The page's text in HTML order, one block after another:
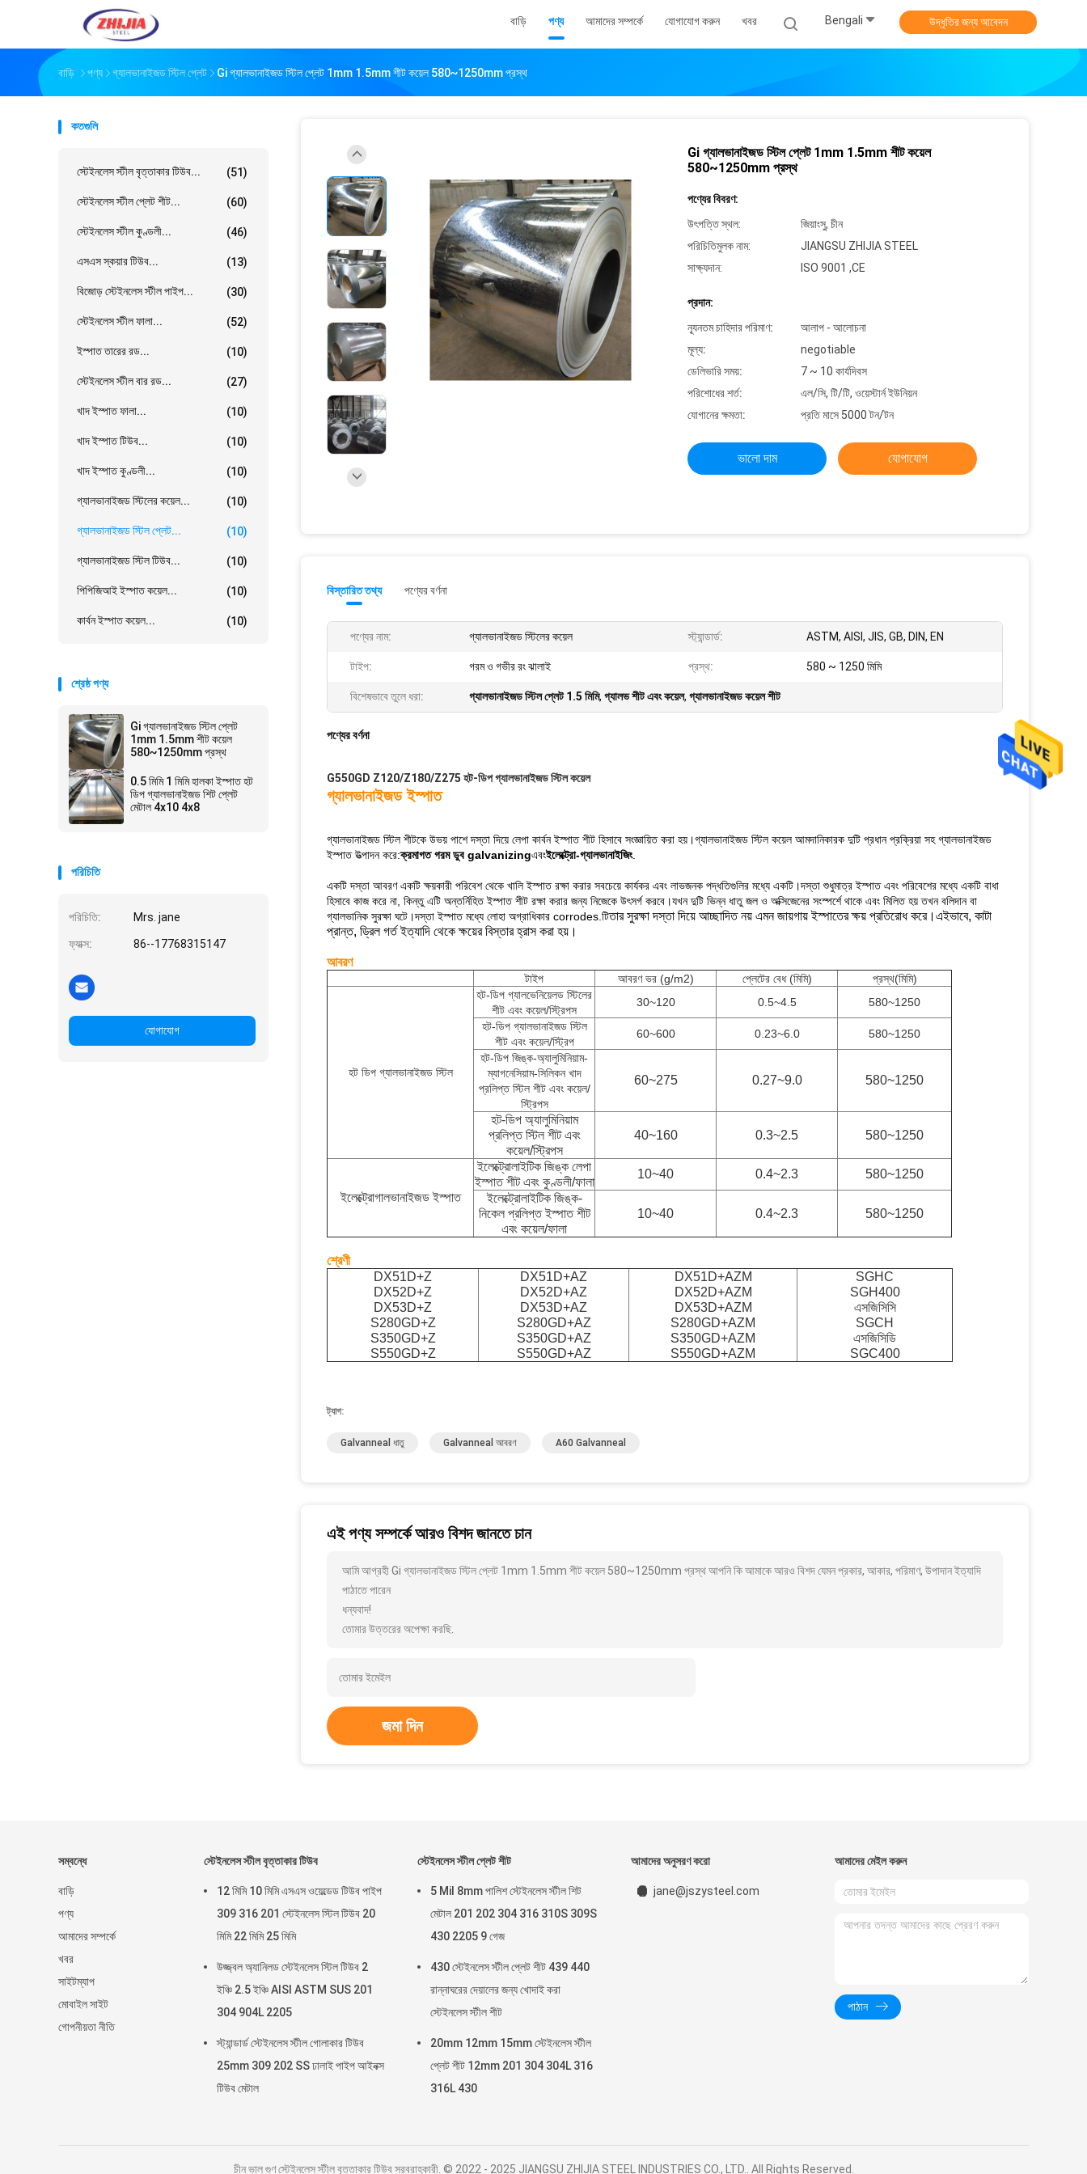
বাড়ি পণ্য আমাদের সম্পর্কে যোগাযোগ করুন খবর Bengali উদ্ধৃতির জন্য আবেদন
বাড়ি পণ্য গ্যালভানাইজড স্টিল প্লেট Gi গ্যালভানাইজড স্টিল প্লেট 1mm 1.5mm শীট কয়েল 580~1250mm প্রস্থ
কতগুলি
স্টেইনলেস স্টীল বৃত্তাকার টিউব... (51)
স্টেইনলেস স্টীল প্লেট শীট... (60)
স্টেইনলেস স্টীল কুণ্ডলী... (46)
এসএস স্কয়ার টিউব... (13)
বিজোড় স্টেইনলেস স্টীল পাইপ... (30)
স্টেইনলেস স্টীল ফালা... (52)
ইস্পাত তারের রড... (10)
স্টেইনলেস স্টীল বার রড... (27)
খাদ ইস্পাত ফালা... (10)
খাদ ইস্পাত টিউব... (10)
খাদ ইস্পাত কুণ্ডলী... (10)
গ্যালভানাইজড স্টিলের কয়েল... (10)
গ্যালভানাইজড স্টিল প্লেট... (10)
গ্যালভানাইজড স্টিল টিউব... (10)
পিপিজিআই ইস্পাত কয়েল... (10)
কার্বন ইস্পাত কয়েল... (10)
শ্রেষ্ঠ পণ্য
Gi গ্যালভানাইজড স্টিল প্লেট
1mm 1.5mm শীট কয়েল
580~1250mm প্রস্থ
0.5 মিমি 1 মিমি হালকা ইস্পাত হট
ডিপ গ্যালভানাইজড শিট প্লেট
মেটাল 4x10 4x8
পরিচিতি
পরিচিতি: Mrs. jane
ফ্যাক্স: 86--17768315147
যোগাযোগ
Gi গ্যালভানাইজড স্টিল প্লেট 1mm 1.5mm শীট কয়েল
580~1250mm প্রস্থ
পণ্যের বিবরণ:
উৎপত্তি স্থল:
জিয়াংসু, চীন
পরিচিতিমুলক নাম:
JIANGSU ZHIJIA STEEL
সাক্ষ্যদান:
ISO 9001 ,CE
প্রদান:
ন্যূনতম চাহিদার পরিমাণ:
আলাপ - আলোচনা
মূল্য:
negotiable
ডেলিভারি সময়:
7 ~ 10 কার্যদিবস
পরিশোধের শর্ত:
এল/সি, টি/টি, ওয়েস্টার্ন ইউনিয়ন
যোগানের ক্ষমতা:
প্রতি মাসে 5000 টন/টন
ভালো দাম যোগাযোগ
বিস্তারিত তথ্য পণ্যের বর্ণনা
পণ্যের নাম: গ্যালভানাইজড স্টিলের কয়েল স্ট্যান্ডার্ড: ASTM, AISI, JIS, GB, DIN, EN
টাইপ: গরম ও গভীর রং ঝালাই প্রস্থ: 580 ~ 1250 মিমি
বিশেষভাবে তুলে ধরা: গ্যালভানাইজড স্টিল প্লেট 1.5 মিমি, গ্যালভ শীট এবং কয়েল, গ্যালভানাইজড কয়েল শীট
পণ্যের বর্ণনা
G550GD Z120/Z180/Z275 হট-ডিপ গ্যালভানাইজড স্টিল কয়েল
গ্যালভানাইজড ইস্পাত
গ্যালভানাইজড স্টিল শীটকে উভয় পাশে দস্তা দিয়ে লেপা কার্বন ইস্পাত শীট হিসাবে সংজ্ঞায়িত করা হয়।গ্যালভানাইজড স্টিল কয়েল আমদানিকারক দুটি প্রধান প্রক্রিয়া সহ গ্যালভানাইজড
ইস্পাত উত্পাদন করে:ক্রমাগত গরম ডুব galvanizingএবংইলেক্ট্রো-গ্যালভানাইজিং.
একটি দস্তা আবরণ একটি ক্ষয়কারী পরিবেশ থেকে খালি ইস্পাত রক্ষা করার সবচেয়ে কার্যকর এবং লাভজনক পদ্ধতিগুলির মধ্যে একটি।দস্তা শুধুমাত্র ইস্পাত এবং পরিবেশের মধ্যে একটি বাধা
হিসাবে কাজ করে না, কিন্তু এটি অন্তর্নিহিত ইস্পাত শীট রক্ষা করার জন্য নিজেকে উৎসর্গ করবে।যখন দুটি ভিন্ন ধাতু জল ও অক্সিজেনের সংস্পর্শে থাকে এবং মিলিত হয় তখন বলিদান বা
গ্যালভানিক সুরক্ষা ঘটে।দস্তা ইস্পাত মধ্যে লোহা অগ্রাধিকার corrodes.টিতার সুরক্ষা দস্তা দিয়ে আচ্ছাদিত নয় এমন জায়গায় ইস্পাতের ক্ষয় প্রতিরোধ করে।এইভাবে, কাটা
প্রান্ত, ড্রিল গর্ত ইত্যাদি থেকে ক্ষয়ের বিস্তার হ্রাস করা হয়।
আবরণ
টাইপ আবরণ ভর (g/m2) প্লেটের বেধ (মিমি) প্রস্থ(মিমি)
হট ডিপ গ্যালভানাইজড স্টিল
হট-ডিপ গ্যালভেনিয়েলড স্টিলের
শীট এবং কয়েল/স্ট্রিপস
30~120 0.5~4.5
580~1250
হট-ডিপ গ্যালভানাইজড স্টিল
শীট এবং কয়েল/স্ট্রিপ
60~600 0.23~6.0
580~1250
হট-ডিপ জিঙ্ক-অ্যালুমিনিয়াম-
ম্যাগনেসিয়াম-সিলিকন খাদ
প্রলিপ্ত স্টিল শীট এবং কয়েল/
স্ট্রিপস
60~275 0.27~9.0 580~1250
হট-ডিপ অ্যালুমিনিয়াম
প্রলিপ্ত স্টিল শীট এবং
কয়েল/স্ট্রিপস
40~160 0.3~2.5 580~1250
ইলেক্ট্রোগালভানাইজড ইস্পাত
ইলেক্ট্রোলাইটিক জিঙ্ক লেপা
ইস্পাত শীট এবং কুণ্ডলী/ফালা
10~40 0.4~2.3
580~1250
ইলেক্ট্রোলাইটিক জিঙ্ক-
নিকেল প্রলিপ্ত ইস্পাত শীট
এবং কয়েল/ফালা
10~40 0.4~2.3 580~1250
শ্রেণী
DX51D+Z
DX52D+Z
DX53D+Z
S280GD+Z
S350GD+Z
S550GD+Z
DX51D+AZ
DX52D+AZ
DX53D+AZ
S280GD+AZ
S350GD+AZ
S550GD+AZ
DX51D+AZM
DX52D+AZM
DX53D+AZM
S280GD+AZM
S350GD+AZM
S550GD+AZM
SGHC
SGH400
এসজিসিসি
SGCH
এসজিসিডি
SGC400
ট্যাগ:
Galvanneal ধাতু Galvanneal আবরণ A60 Galvanneal
এই পণ্য সম্পর্কে আরও বিশদ জানতে চান
আমি আগ্রহী Gi গ্যালভানাইজড স্টিল প্লেট 1mm 1.5mm শীট কয়েল 580~1250mm প্রস্থ আপনি কি আমাকে আরও বিশদ যেমন প্রকার, আকার, পরিমাণ, উপাদান ইত্যাদি
পাঠাতে পারেন
ধন্যবাদ!
তোমার উত্তরের অপেক্ষা করছি.
জমা দিন
সম্বন্ধে
বাড়ি
পণ্য
আমাদের সম্পর্কে
খবর
সাইটম্যাপ
মোবাইল সাইট
গোপনীয়তা নীতি
স্টেইনলেস স্টীল বৃত্তাকার টিউব
12 মিমি 10 মিমি এসএস ওয়েল্ডেড টিউব পাইপ
309 316 201 স্টেইনলেস স্টিল টিউব 20
মিমি 22 মিমি 25 মিমি
উজ্জ্বল অ্যানিলড স্টেইনলেস স্টিল টিউব 2
ইঞ্চি 2.5 ইঞ্চি AISI ASTM SUS 201
304 904L 2205
স্ট্যান্ডার্ড স্টেইনলেস স্টীল গোলাকার টিউব
25mm 309 202 SS ঢালাই পাইপ আইনক্স
টিউব মেটাল
স্টেইনলেস স্টীল প্লেট শীট
5 Mil 8mm পালিশ স্টেইনলেস স্টীল শিট
মেটাল 201 202 304 316 310S 309S
430 2205 9 গেজ
430 স্টেইনলেস স্টীল প্লেট শীট 439 440
রান্নাঘরের দেয়ালের জন্য খোদাই করা
স্টেইনলেস স্টীল শীট
20mm 12mm 15mm স্টেইনলেস স্টীল
প্লেট শীট 12mm 201 304 304L 316
316L 430
আমাদের অনুসরণ করো
jane@jszysteel.com
আমাদের মেইল ​​করুন
পাঠান
চীন ভাল গুণ স্টেইনলেস স্টীল বৃত্তাকার টিউব সরবরাহকারী. © 2022 - 2025 JIANGSU ZHIJIA STEEL INDUSTRIES CO., LTD.. All Rights Reserved.